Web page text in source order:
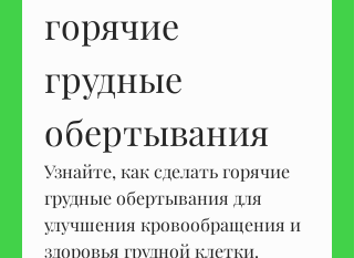
горячие
грудные
обертывания
Узнайте, как сделать горячие
грудные обертывания для
улучшения кровообращения и
здоровья грудной клетки.